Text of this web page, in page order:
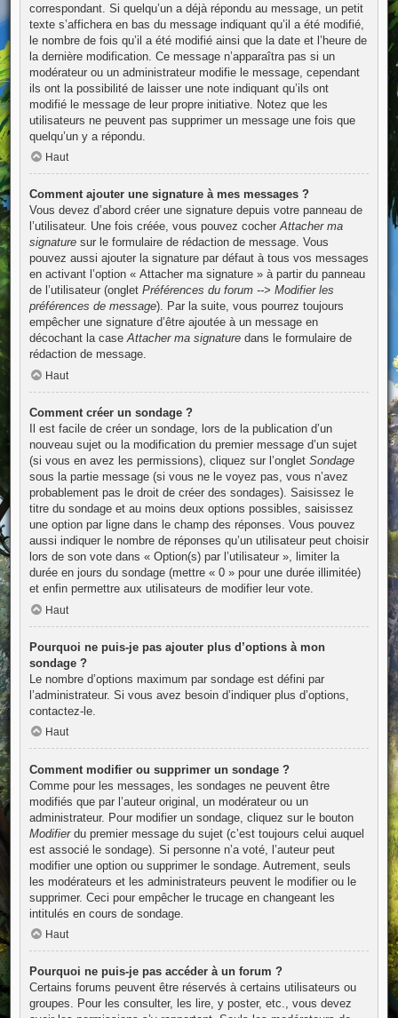
correspondant. Si quelqu’un a déjà répondu au message, un petit
texte s’affichera en bas du message indiquant qu’il a été modifié,
le nombre de fois qu’il a été modifié ainsi que la date et l’heure de
la dernière modification. Ce message n’apparaîtra pas si un
modérateur ou un administrateur modifie le message, cependant
ils ont la possibilité de laisser une note indiquant qu’ils ont
modifié le message de leur propre initiative. Notez que les
utilisateurs ne peuvent pas supprimer un message une fois que
quelqu’un y a répondu.
Haut
Comment ajouter une signature à mes messages ?
Vous devez d’abord créer une signature depuis votre panneau de
l’utilisateur. Une fois créée, vous pouvez cocherAttacher ma
signaturesur le formulaire de rédaction de message. Vous
pouvez aussi ajouter la signature par défaut à tous vos messages
en activant l’option « Attacher ma signature » à partir du panneau
de l’utilisateur (onglet Préférences du forum --> Modifier les
préférences de message). Par la suite, vous pourrez toujours
empêcher une signature d’être ajoutée à un message en
décochant la caseAttacher ma signaturedans le formulaire de
rédaction de message.
Haut
Comment créer un sondage ?
Il est facile de créer un sondage, lors de la publication d’un
nouveau sujet ou la modification du premier message d’un sujet
(si vous en avez les permissions), cliquez sur l’onglet Sondage
sous la partie message (si vous ne le voyez pas, vous n’avez
probablement pas le droit de créer des sondages). Saisissez le
titre du sondage et au moins deux options possibles, saisissez
une option par ligne dans le champ des réponses. Vous pouvez
aussi indiquer le nombre de réponses qu’un utilisateur peut choisir
lors de son vote dans « Option(s) par l’utilisateur », limiter la
durée en jours du sondage (mettre « 0 » pour une durée illimitée)
et enfin permettre aux utilisateurs de modifier leur vote.
Haut
Pourquoi ne puis-je pas ajouter plus d’options à mon
sondage ?
Le nombre d’options maximum par sondage est défini par
l’administrateur. Si vous avez besoin d’indiquer plus d’options,
contactez-le.
Haut
Comment modifier ou supprimer un sondage ?
Comme pour les messages, les sondages ne peuvent être
modifiés que par l’auteur original, un modérateur ou un
administrateur. Pour modifier un sondage, cliquez sur le bouton
Modifierdu premier message du sujet (c’est toujours celui auquel
est associé le sondage). Si personne n’a voté, l’auteur peut
modifier une option ou supprimer le sondage. Autrement, seuls
les modérateurs et les administrateurs peuvent le modifier ou le
supprimer. Ceci pour empêcher le trucage en changeant les
intitulés en cours de sondage.
Haut
Pourquoi ne puis-je pas accéder à un forum ?
Certains forums peuvent être réservés à certains utilisateurs ou
groupes. Pour les consulter, les lire, y poster, etc., vous devez